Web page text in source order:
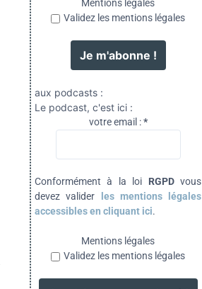
Mentions légales
Validez les mentions légales
aux podcasts :
Le podcast, c'est ici :
votre email :*
Conformément à la loi RGPDvous
devez valider
les mentions légales
accessibles en cliquant ici.
Mentions légales
Validez les mentions légales